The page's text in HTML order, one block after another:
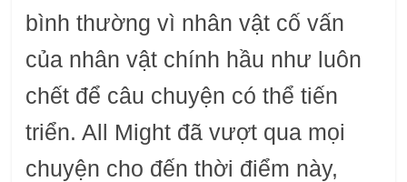
bình thường vì nhân vật cố vấn
của nhân vật chính hầu như luôn
chết để câu chuyện có thể tiến
triển. All Might đã vượt qua mọi
chuyện cho đến thời điểm này,